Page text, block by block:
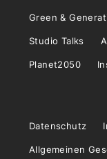
Green &
Studio Talks
Planet2050
Datenschutz
Allgemeinen